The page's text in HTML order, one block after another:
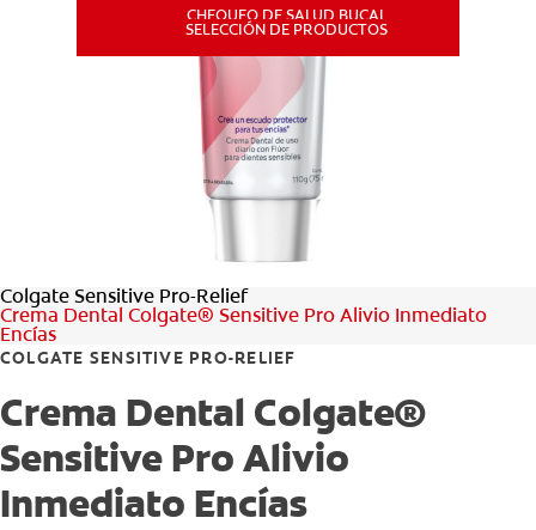
CHEQUEO DE SALUD BUCAL
SELECCIÓN DE PRODUCTOS
CHEQUEO DE SALUD BUCAL
SELECCIÓN DE PRODUCTOS
Colgate Sensitive Pro-Relief
Crema Dental Colgate® Sensitive Pro Alivio Inmediato
Encías
COLGATE SENSITIVE PRO-RELIEF
Crema Dental Colgate®
Sensitive Pro Alivio
Inmediato Encías